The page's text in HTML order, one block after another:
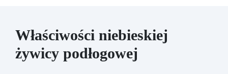
Właściwości niebieskiej
żywicy podłogowej